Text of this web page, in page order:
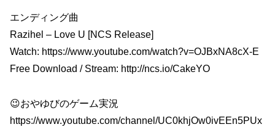
エンディング曲
Razihel – Love U [NCS Release]
Watch: https://www.youtube.com/watch?v=OJBxNA8cX-E
Free Download / Stream: http://ncs.io/CakeYO
😉おやゆびのゲーム実況
https://www.youtube.com/channel/UC0khjOw0ivEEn5PUx